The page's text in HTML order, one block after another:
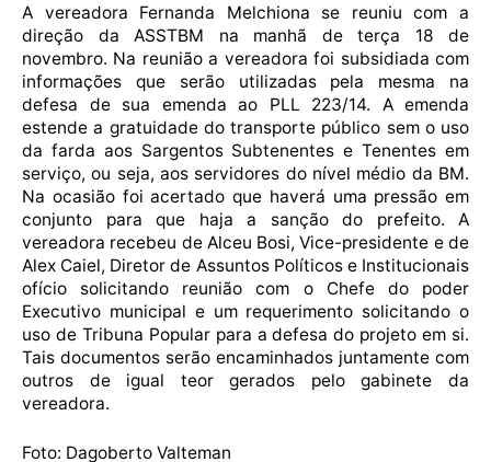
A vereadora Fernanda Melchiona se reuniu com a
direção da ASSTBM na manhã de terça 18 de
novembro. Na reunião a vereadora foi subsidiada com
informações que serão utilizadas pela mesma na
defesa de sua emenda ao PLL 223/14. A emenda
estende a gratuidade do transporte público sem o uso
da farda aos Sargentos Subtenentes e Tenentes em
serviço, ou seja, aos servidores do nível médio da BM.
Na ocasião foi acertado que haverá uma pressão em
conjunto para que haja a sanção do prefeito. A
vereadora recebeu de Alceu Bosi, Vice-presidente e de
Alex Caiel, Diretor de Assuntos Políticos e Institucionais
ofício solicitando reunião com o Chefe do poder
Executivo municipal e um requerimento solicitando o
uso de Tribuna Popular para a defesa do projeto em si.
Tais documentos serão encaminhados juntamente com
outros de igual teor gerados pelo gabinete da
vereadora.
Foto: Dagoberto Valteman